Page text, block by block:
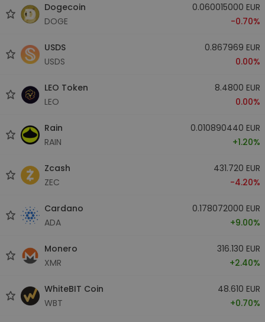
Dogecoin
DOGE
0.060015000 EUR
-0.70%
USDS
USDS
0.867969 EUR
0.00%
LEO Token
LEO
8.4800 EUR
0.00%
Rain
RAIN
0.010890440 EUR
+1.20%
Zcash
ZEC
431.720 EUR
-4.20%
Cardano
ADA
0.178072000 EUR
+9.00%
Monero
XMR
316.130 EUR
+2.40%
WhiteBIT Coin
WBT
48.610 EUR
+0.70%